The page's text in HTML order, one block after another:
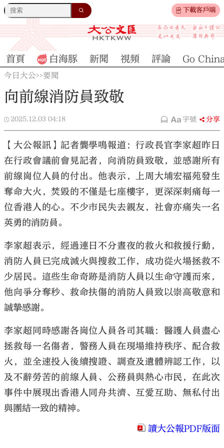
下載客戶端
大公文匯
首頁 白海豚 新聞 視頻 評論 Go
今日大公>>要聞
向前線消防員致敬
2025.12.03 04:18 字號 分享
【大公報訊】記者龔學鳴報道：行政長官李家超昨日
在行政會議前會見記者，向消防員致敬，並感謝所有
前線崗位人員的付出。他表示，上周大埔宏福苑發生
奪命大火，焚毀的不僅是七座樓宇，更深深刺痛每一
位香港人的心。不少市民失去親友，社會亦痛失一名
英勇的消防員。
李家超表示，經過連日不分晝夜的救火和救援行動，
消防人員已完成滅火與搜救工作，成功從火場拯救不
少居民。這些生命奇跡是消防人員以生命守護而來，
他向爭分奪秒、救命扶傷的消防人員致以崇高敬意和
誠摯感謝。
李家超同時感謝各崗位人員各司其職：醫護人員盡心
拯救每一名傷者，警務人員在現場維持秩序、配合救
火，並全速投入後續搜證、調查及遺體辨認工作，以
及不辭勞苦的前線人員、公務員與熱心市民，在此次
事件中展現出香港人同舟共濟、互愛互助、無私付出
與團結一致的精神。
讀大公報PDF版面